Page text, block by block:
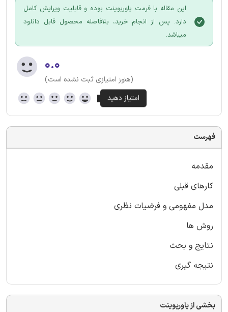
این مقاله با فرمت پاورپوینت بوده و قابلیت ویرایش کامل
دارد. پس از انجام خرید، بلافاصله محصول قابل دانلود
میباشد.
۰.۰
(هنوز امتیازی ثبت نشده است)
فهرست
مقدمه
کارهای قبلی
مدل مفهومی و فرضیات نظری
روش ها
نتایج و بحث
نتیجه گیری
بخشی از پاورپوینت